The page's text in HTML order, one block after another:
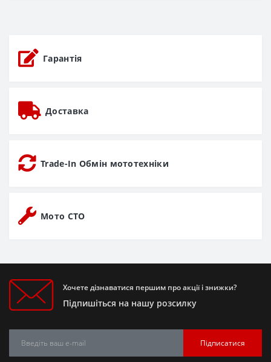
Гарантія
Доставка
Trade-In Обмін мототехніки
Мото СТО
Хочете дізнаватися першим про акції і знижки?
Підпишіться на нашу розсилку
Підписатися